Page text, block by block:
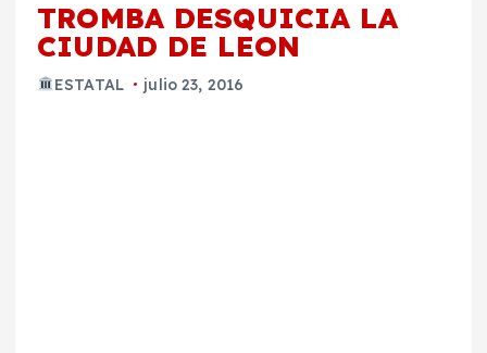
TROMBA DESQUICIA LA
CIUDAD DE LEON
ESTATAL julio 23, 2016